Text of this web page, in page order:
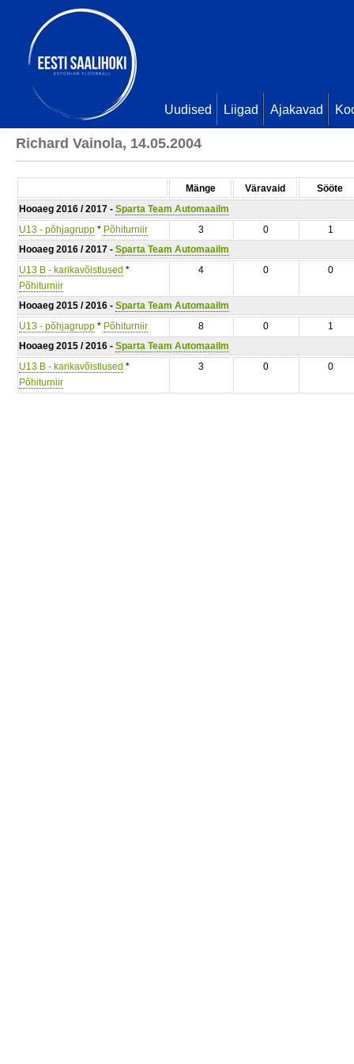
Uudised Liigad Ajakavad
Richard Vainola, 14.05.2004
Mänge Väravaid
Sööte
Hooaeg 2016 / 2017 - Sparta Team Automaailm
U13 - põhjagrupp * Põhiturniir 3 0
1
Hooaeg 2016 / 2017 - Sparta Team Automaailm
U13 B - karikavõistlused *
Põhiturniir
4 0 0
Hooaeg 2015 / 2016 - Sparta Team Automaailm
U13 - põhjagrupp * Põhiturniir 8 0
1
Hooaeg 2015 / 2016 - Sparta Team Automaailm
U13 B - karikavõistlused *
Põhiturniir
3 0 0